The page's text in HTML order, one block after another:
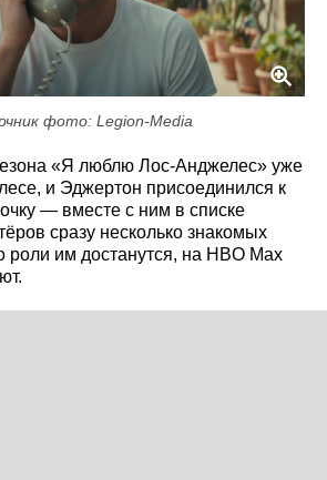
фото: Legion-Media
«Я люблю Лос-Анджелес» уже
и Эджертон присоединился к
— вместе с ним в списке
сразу несколько знакомых
роли им достанутся, на HBO Max